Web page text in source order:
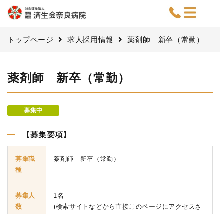
トップページ 求人採用情報 薬剤師 新卒（常勤）
薬剤師 新卒（常勤）
募集中
【募集要項】
募集職
種
薬剤師 新卒（常勤）
募集人
数
1名
(検索サイトなどから直接このページにアクセスさ